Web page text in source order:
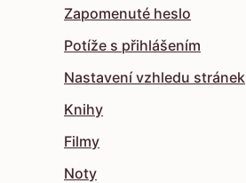
Zapomenuté heslo
Potíže s přihlášením
Nastavení vzhledu stránek
Knihy
Filmy
Noty